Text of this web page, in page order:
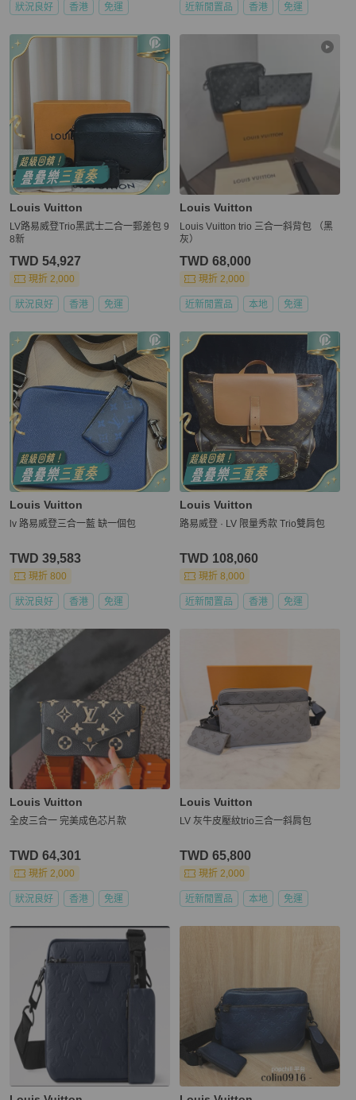
狀況良好 香港 免運 近新閒置品 香港 免運
Louis Vuitton
LV路易威登Trio黑武士二合一郵差包 9
8新
TWD 54,927
現折 2,000
狀況良好 香港 免運
Louis Vuitton
Louis Vuitton trio 三合一斜背包 （黑
灰）
TWD 68,000
現折 2,000
近新閒置品 本地 免運
Louis Vuitton
lv 路易威登三合一藍 缺一個包
TWD 39,583
現折 800
狀況良好 香港 免運
Louis Vuitton
路易威登 · LV 限量秀款 Trio雙肩包
TWD 108,060
現折 8,000
近新閒置品 香港 免運
Louis Vuitton
全皮三合一 完美成色芯片款
TWD 64,301
現折 2,000
狀況良好 香港 免運
Louis Vuitton
LV 灰牛皮壓紋trio三合一斜肩包
TWD 65,800
現折 2,000
近新閒置品 本地 免運